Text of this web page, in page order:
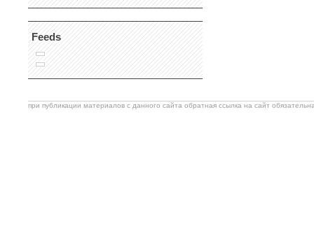
Feeds
при публикации материалов с данного сайта обратная ссылка на сайт